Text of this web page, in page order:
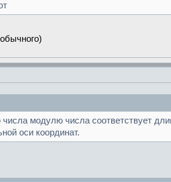
модулю числа соответствует
оси координат.